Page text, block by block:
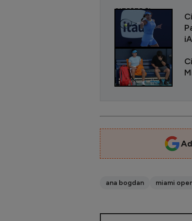
CITEȘTE ȘI
ana bogdan miami